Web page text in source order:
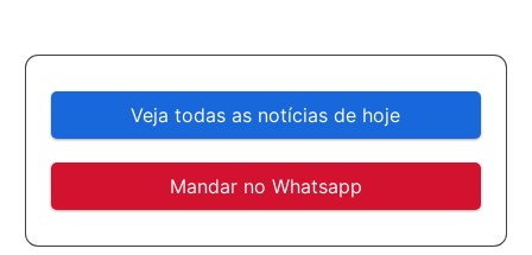
Veja todas as notícias de hoje
Mandar no Whatsapp